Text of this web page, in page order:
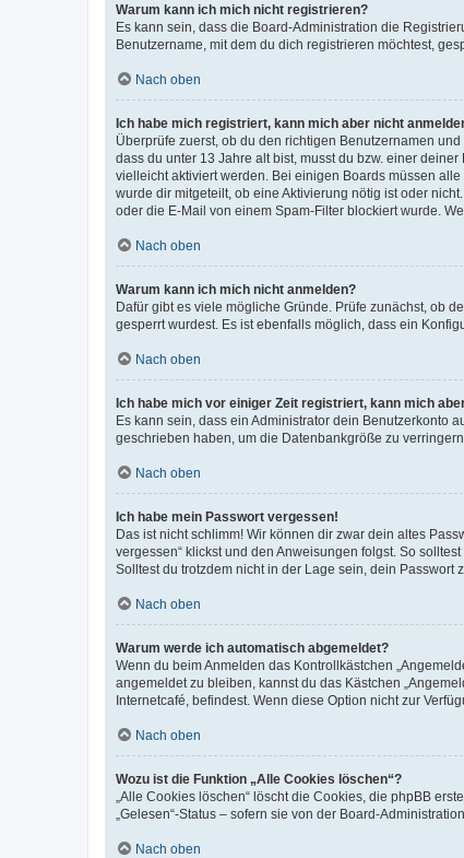
Warum kann ich mich nicht registrieren?
Es kann sein, dass die Board-Administration die
Benutzername, mit dem du dich registrieren möchtest,
Nach oben
Ich habe mich registriert, kann mich aber nicht
Überprüfe zuerst, ob du den richtigen Benutzernamen
dass du unter 13 Jahre alt bist, musst du bzw. einer
vielleicht aktiviert werden. Bei einigen Boards müssen
wurde dir mitgeteilt, ob eine Aktivierung nötig ist oder
oder die E-Mail von einem Spam-Filter blockiert wurde.
Nach oben
Warum kann ich mich nicht anmelden?
Dafür gibt es viele mögliche Gründe. Prüfe zunächst, ob
gesperrt wurdest. Es ist ebenfalls möglich, dass ein
Nach oben
Ich habe mich vor einiger Zeit registriert, kann mich
Es kann sein, dass ein Administrator dein Benutzerkonto
geschrieben haben, um die Datenbankgröße zu
Nach oben
Ich habe mein Passwort vergessen!
Das ist nicht schlimm! Wir können dir zwar dein altes
vergessen“ klickst und den Anweisungen folgst. So
Solltest du trotzdem nicht in der Lage sein, dein Passwort
Nach oben
Warum werde ich automatisch abgemeldet?
Wenn du beim Anmelden das Kontrollkästchen
angemeldet zu bleiben, kannst du das Kästchen
Internetcafé, befindest. Wenn diese Option nicht zur
Nach oben
Wozu ist die Funktion „Alle Cookies löschen“?
„Alle Cookies löschen“ löscht die Cookies, die phpBB
„Gelesen“-Status – sofern sie von der Board-
Nach oben